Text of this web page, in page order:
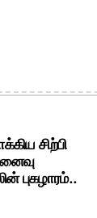
சிற்பி
புகழாரம்..